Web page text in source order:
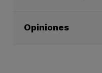
Opiniones